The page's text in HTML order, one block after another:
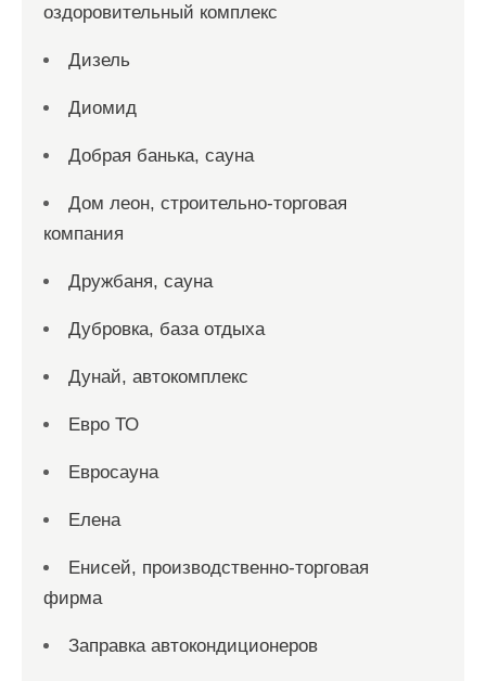
оздоровительный комплекс
Дизель
Диомид
Добрая банька, сауна
Дом леон, строительно-торговая
компания
Дружбаня, сауна
Дубровка, база отдыха
Дунай, автокомплекс
Евро ТО
Евросауна
Елена
Енисей, производственно-торговая
фирма
Заправка автокондиционеров